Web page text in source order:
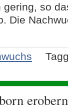
gering, so
Die